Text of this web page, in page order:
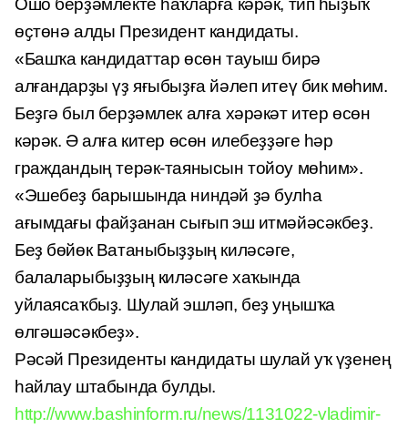
Ошо берҙәмлекте һаҡларға кәрәк, тип һыҙыҡ
өҫтөнә алды Президент кандидаты.
«Башҡа кандидаттар өсөн тауыш бирә
алғандарҙы үҙ яғыбыҙға йәлеп итеү бик мөһим.
Беҙгә был берҙәмлек алға хәрәкәт итер өсөн
кәрәк. Ә алға китер өсөн илебеҙҙәге һәр
граждандың терәк-таянысын тойоу мөһим».
«Эшебеҙ барышында ниндәй ҙә булһа
ағымдағы файҙанан сығып эш итмәйәсәкбеҙ.
Беҙ бөйөк Ватаныбыҙҙың киләсәге,
балаларыбыҙҙың киләсәге хаҡында
уйлаясаҡбыҙ. Шулай эшләп, беҙ уңышҡа
өлгәшәсәкбеҙ».
Рәсәй Президенты кандидаты шулай уҡ үҙенең
һайлау штабында булды.
http://www.bashinform.ru/news/1131022-vladimir-